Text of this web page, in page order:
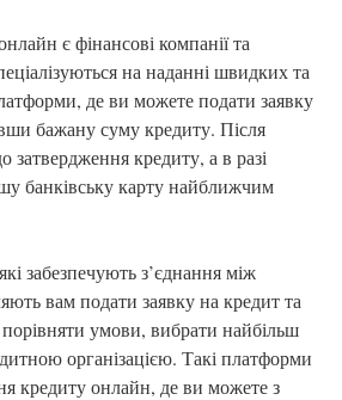
є фінансові компанії та
на наданні швидких та
де ви можете подати заявку
бажану суму кредиту. Після
кредиту, а в разі
банківську карту найближчим
забезпечують з’єднання між
вам подати заявку на кредит та
умови, вибрати найбільш
організацією. Такі платформи
кредиту онлайн, де ви можете з